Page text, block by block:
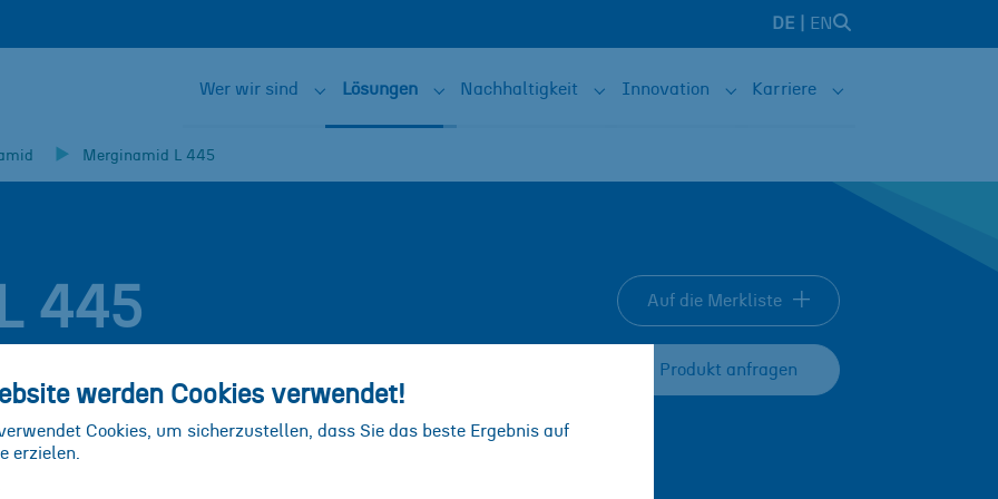
werden Cookies verwendet!
Cookies, um sicherzustellen, dass Sie das beste Ergebnis auf
erzielen.
DE EN
Wer wir sind
Submenu for "Wer wir sind"
Lösungen
Submenu for "Lösungen"
Nachhaltigkeit
Submenu for "Nachhaltigkeit"
Innovation
Submenu for "Innovation"
Karriere
Submenu for
Merginamid L 445
445
das durch Kondensation mehrbasischer
erhalten wird. Merginamid L 445 ist flüssig und zeigt
der Fähigkeit, mit Epoxidgruppen unter
L 445 als Härter für Epoxidharze in vielerlei Hinsicht
Auf die Merkliste
Produkt anfragen